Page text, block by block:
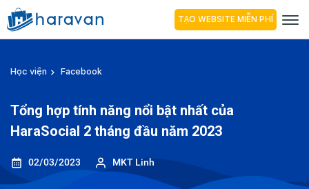
TẠO WEBSITE MIỄN PHÍ
Học viện Facebook
Tổng hợp tính năng nổi bật nhất của
HaraSocial 2 tháng đầu năm 2023
02/03/2023 MKT Linh